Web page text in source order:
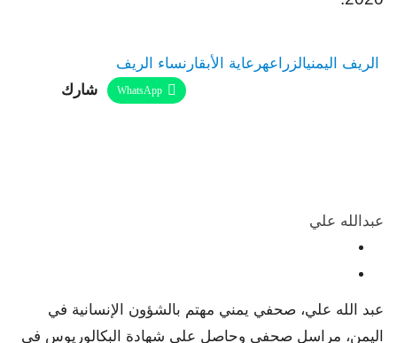
الريف اليمنيالزراعهرعاية الأبقار نساء الريف
شارك
WhatsApp
عبدالله علي
عبد الله علي، صحفي يمني مهتم بالشؤون الإنسانية في
اليمن، مراسل صحفي وحاصل على شهادة البكالوريوس في